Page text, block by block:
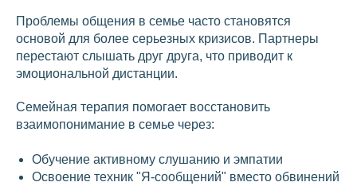
Проблемы общения в семье часто становятся
основой для более серьезных кризисов. Партнеры
перестают слышать друг друга, что приводит к
эмоциональной дистанции.
Семейная терапия помогает восстановить
взаимопонимание в семье через:
Обучение активному слушанию и эмпатии
Освоение техник "Я-сообщений" вместо обвинений